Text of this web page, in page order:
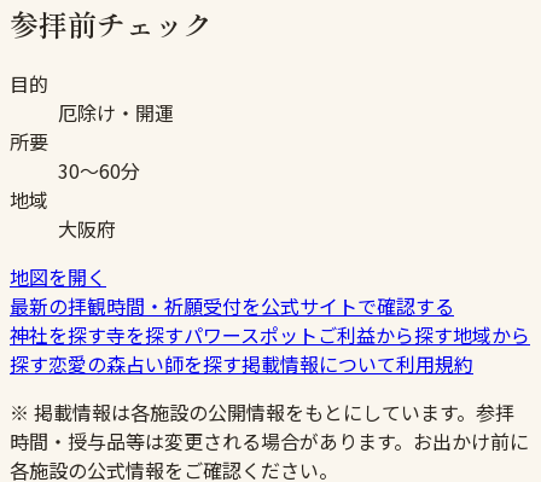
参拝前チェック
目的
厄除け・開運
所要
30〜60分
地域
大阪府
地図を開く
最新の拝観時間・祈願受付を公式サイトで確認する
神社を探す寺を探すパワースポットご利益から探す地域から
探す恋愛の森占い師を探す掲載情報について利用規約
※ 掲載情報は各施設の公開情報をもとにしています。参拝
時間・授与品等は変更される場合があります。お出かけ前に
各施設の公式情報をご確認ください。